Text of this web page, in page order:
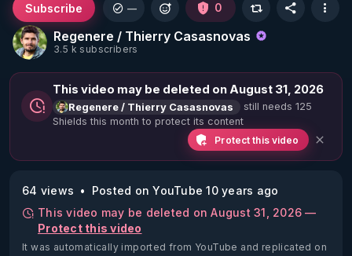
Regenere / Thierry Casasnovas
3.5 k subscribers
Subscribe — 0
This video may be deleted on August 31, 2026
Regenere / Thierry Casasnovas
still needs 125
Shields this month to protect its content
Protect this video
64 views
Posted on YouTube 10 years ago
This video may be deleted on August 31, 2026 —
Protect this video
It was automatically imported from YouTube and replicated on